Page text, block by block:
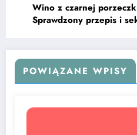
Wino z czarnej
Sprawdzony przepis i
POWIĄZANE WPISY